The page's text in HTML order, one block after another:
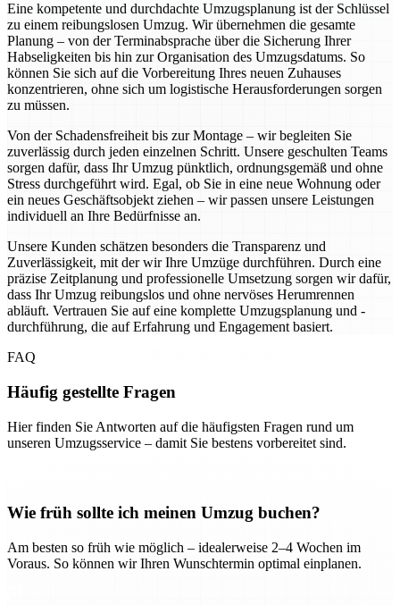
Eine kompetente und durchdachte Umzugsplanung ist der Schlüssel
zu einem reibungslosen Umzug. Wir übernehmen die gesamte
Planung – von der Terminabsprache über die Sicherung Ihrer
Habseligkeiten bis hin zur Organisation des Umzugsdatums. So
können Sie sich auf die Vorbereitung Ihres neuen Zuhauses
konzentrieren, ohne sich um logistische Herausforderungen sorgen
zu müssen.
Von der Schadensfreiheit bis zur Montage – wir begleiten Sie
zuverlässig durch jeden einzelnen Schritt. Unsere geschulten Teams
sorgen dafür, dass Ihr Umzug pünktlich, ordnungsgemäß und ohne
Stress durchgeführt wird. Egal, ob Sie in eine neue Wohnung oder
ein neues Geschäftsobjekt ziehen – wir passen unsere Leistungen
individuell an Ihre Bedürfnisse an.
Unsere Kunden schätzen besonders die Transparenz und
Zuverlässigkeit, mit der wir Ihre Umzüge durchführen. Durch eine
präzise Zeitplanung und professionelle Umsetzung sorgen wir dafür,
dass Ihr Umzug reibungslos und ohne nervöses Herumrennen
abläuft. Vertrauen Sie auf eine komplette Umzugsplanung und -
durchführung, die auf Erfahrung und Engagement basiert.
FAQ
Häufig gestellte Fragen
Hier finden Sie Antworten auf die häufigsten Fragen rund um
unseren Umzugsservice – damit Sie bestens vorbereitet sind.
Wie früh sollte ich meinen Umzug buchen?
Am besten so früh wie möglich – idealerweise 2–4 Wochen im
Voraus. So können wir Ihren Wunschtermin optimal einplanen.